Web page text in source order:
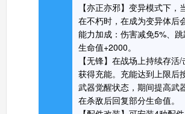
【亦正亦邪】变异模式下，
在不朽时，在成为变异体后
能力加成：伤害减免5%、跳
生命值+2000。
【无锋】在战场上持续存活
获得充能。充能达到上限后
武器觉醒状态，期间提高武
在杀敌后回复部分生命值。